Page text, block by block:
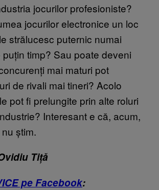
jocurilor profesioniste?
jocurilor electronice un loc
strălucesc puternic numai
timp? Sau poate deveni
mai maturi pot
de rivali mai tineri? Acolo
pot fi prelungite prin alte roluri
Interesant e că, acum,
știm.
Tiță
pe Facebook: